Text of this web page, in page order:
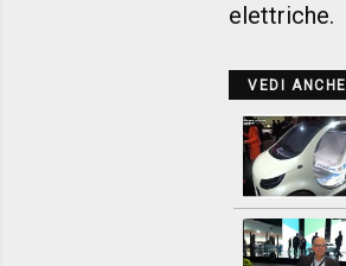
elettriche.
VEDI ANCHE